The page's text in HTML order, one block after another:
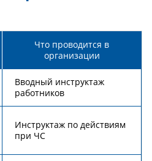
Что проводится в
организации
Вводный инструктаж
работников
Инструктаж по действиям
при ЧС